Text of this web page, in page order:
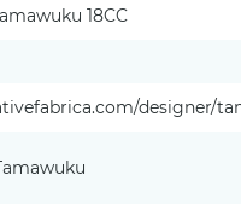
18CC
designer/